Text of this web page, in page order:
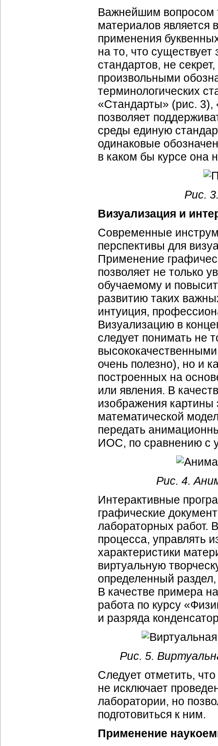
Важнейшим вопросом
материалов является
применения
на то, что
стандартов, не
произвольными
терминологических
«Стандарты» (рис. 3),
позволяет
среды единую
одинаковые
в каком бы курсе она
Рис.
Визуализация и
Современные
перспективы для
Применение
позволяет не только
обучаемому и
развитию таких
интуиция,
Визуализацию в
следует понимать не
очень полезно), но и
построенных на
или явления. В
изображения картины
математической
передать
ИОС, по сравнению с
Рис. 4.
Интерактивные
графические
лабораторных работ.
процесса, управлять
характеристики
виртуальную
определенный
В качестве примера
работа по курсу
и разряда
Рис. 5.
Следует отметить,
не исключает
лаборатории, но
подготовиться к ним.
Применение